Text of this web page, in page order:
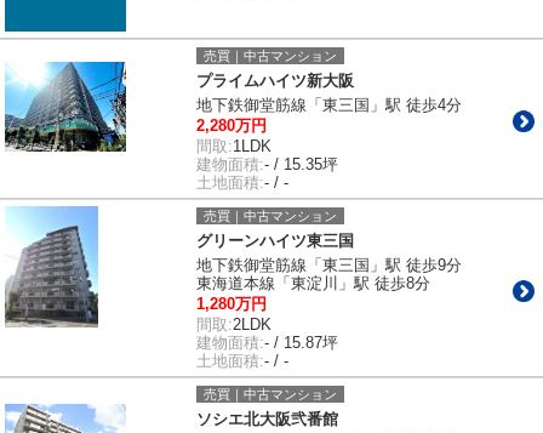
売買｜中古マンション
プライムハイツ新大阪
地下鉄御堂筋線「東三国」駅 徒歩4分
2,280万円
間取:1LDK
建物面積:- / 15.35坪
土地面積:- / -
売買｜中古マンション
グリーンハイツ東三国
地下鉄御堂筋線「東三国」駅 徒歩9分
東海道本線「東淀川」駅 徒歩8分
1,280万円
間取:2LDK
建物面積:- / 15.87坪
土地面積:- / -
売買｜中古マンション
ソシエ北大阪弐番館